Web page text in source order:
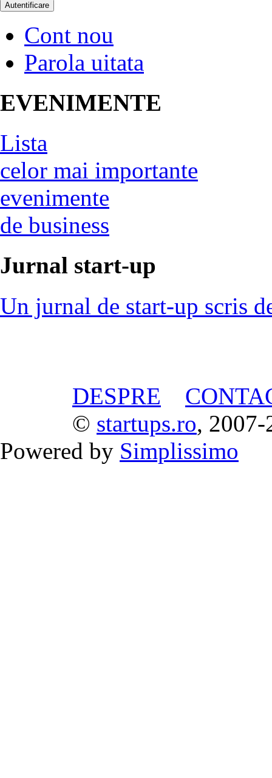
Cont nou
Parola uitata
EVENIMENTE
Lista
celor mai importante
evenimente
de business
Jurnal start-up
Un jurnal de start-up scris
DESPRE
© startups.ro, 2007-
Powered by Simplissimo